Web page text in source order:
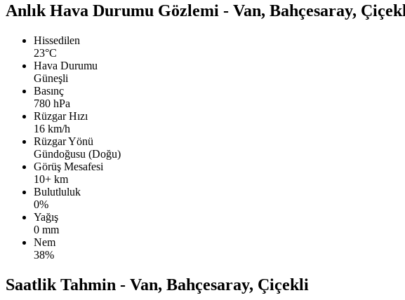
Anlık Hava Durumu Gözlemi - Van, Bahçesaray,
Hissedilen
23°C
Hava Durumu
Güneşli
Basınç
780 hPa
Rüzgar Hızı
16 km/h
Rüzgar Yönü
Gündoğusu (Doğu)
Görüş Mesafesi
10+ km
Bulutluluk
0%
Yağış
0 mm
Nem
38%
Saatlik Tahmin - Van, Bahçesaray, Çiçekli